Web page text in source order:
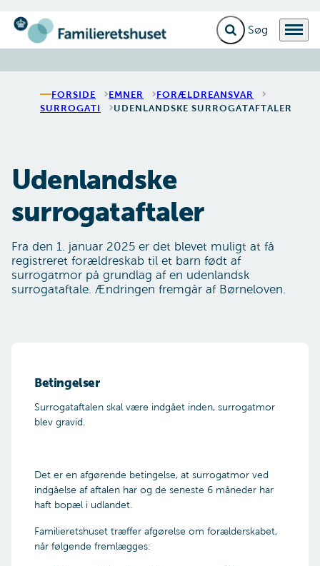
Gå til forsiden Fold søgefelt ud
Menu
FORSIDE EMNER
FORÆLDREANSVAR
SURROGATI
UDENLANDSKE SURROGATAFTALER
Udenlandske
surrogataftaler
Fra den 1. januar 2025 er det blevet muligt at få
registreret forældreskab til et barn født af
surrogatmor på grundlag af en udenlandsk
surrogataftale. Ændringen fremgår af Børneloven.
Betingelser
Surrogataftalen skal være indgået inden, surrogatmor
blev gravid.
Det er en afgørende betingelse, at surrogatmor ved
indgåelse af aftalen har og de seneste 6 måneder har
haft bopæl i udlandet.
Familieretshuset træffer afgørelse om forælderskabet,
når følgende fremlægges: